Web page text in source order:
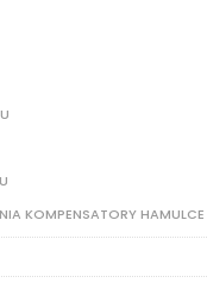
KOMPENSATORY